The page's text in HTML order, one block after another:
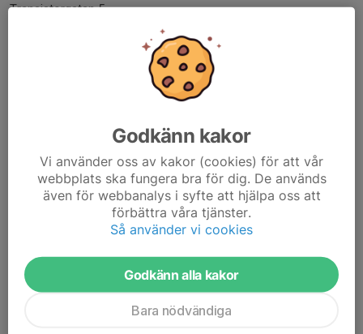
Transistorgatan 5
cashier@gbgkonstakning.se
802524-9171
BANKGIRO
1232390771
Godkänn kakor
Vi använder oss av kakor (cookies) för att vår
webbplats ska fungera bra för dig. De används
även för webbanalys i syfte att hjälpa oss att
förbättra våra tjänster.
Så använder vi cookies
Godkänn alla kakor
Bara nödvändiga